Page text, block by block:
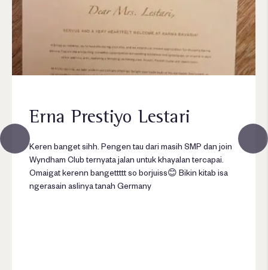
Erna Prestiyo Lestari
Keren banget sihh. Pengen tau dari masih SMP dan join
Wyndham Club ternyata jalan untuk khayalan tercapai.
Omaigat kerenn bangettttt so borjuiss😊 Bikin kitab isa
ngerasain aslinya tanah Germany